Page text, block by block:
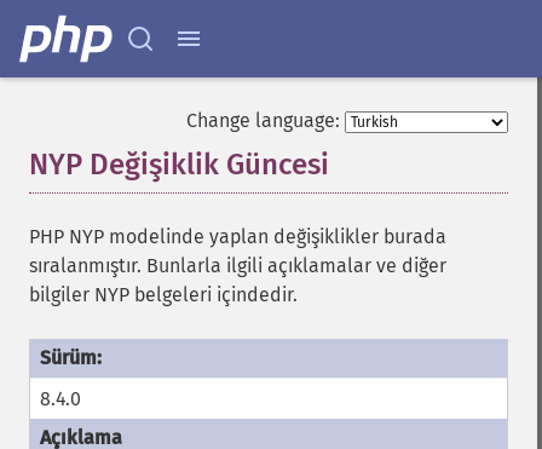
Change language:
NYP Değişiklik Güncesi
PHP NYP modelinde yaplan değişiklikler burada
sıralanmıştır. Bunlarla ilgili açıklamalar ve diğer
bilgiler NYP belgeleri içindedir.
8.4.0